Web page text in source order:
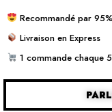
Recommandé par
Livraison en Express
1 commande chaque